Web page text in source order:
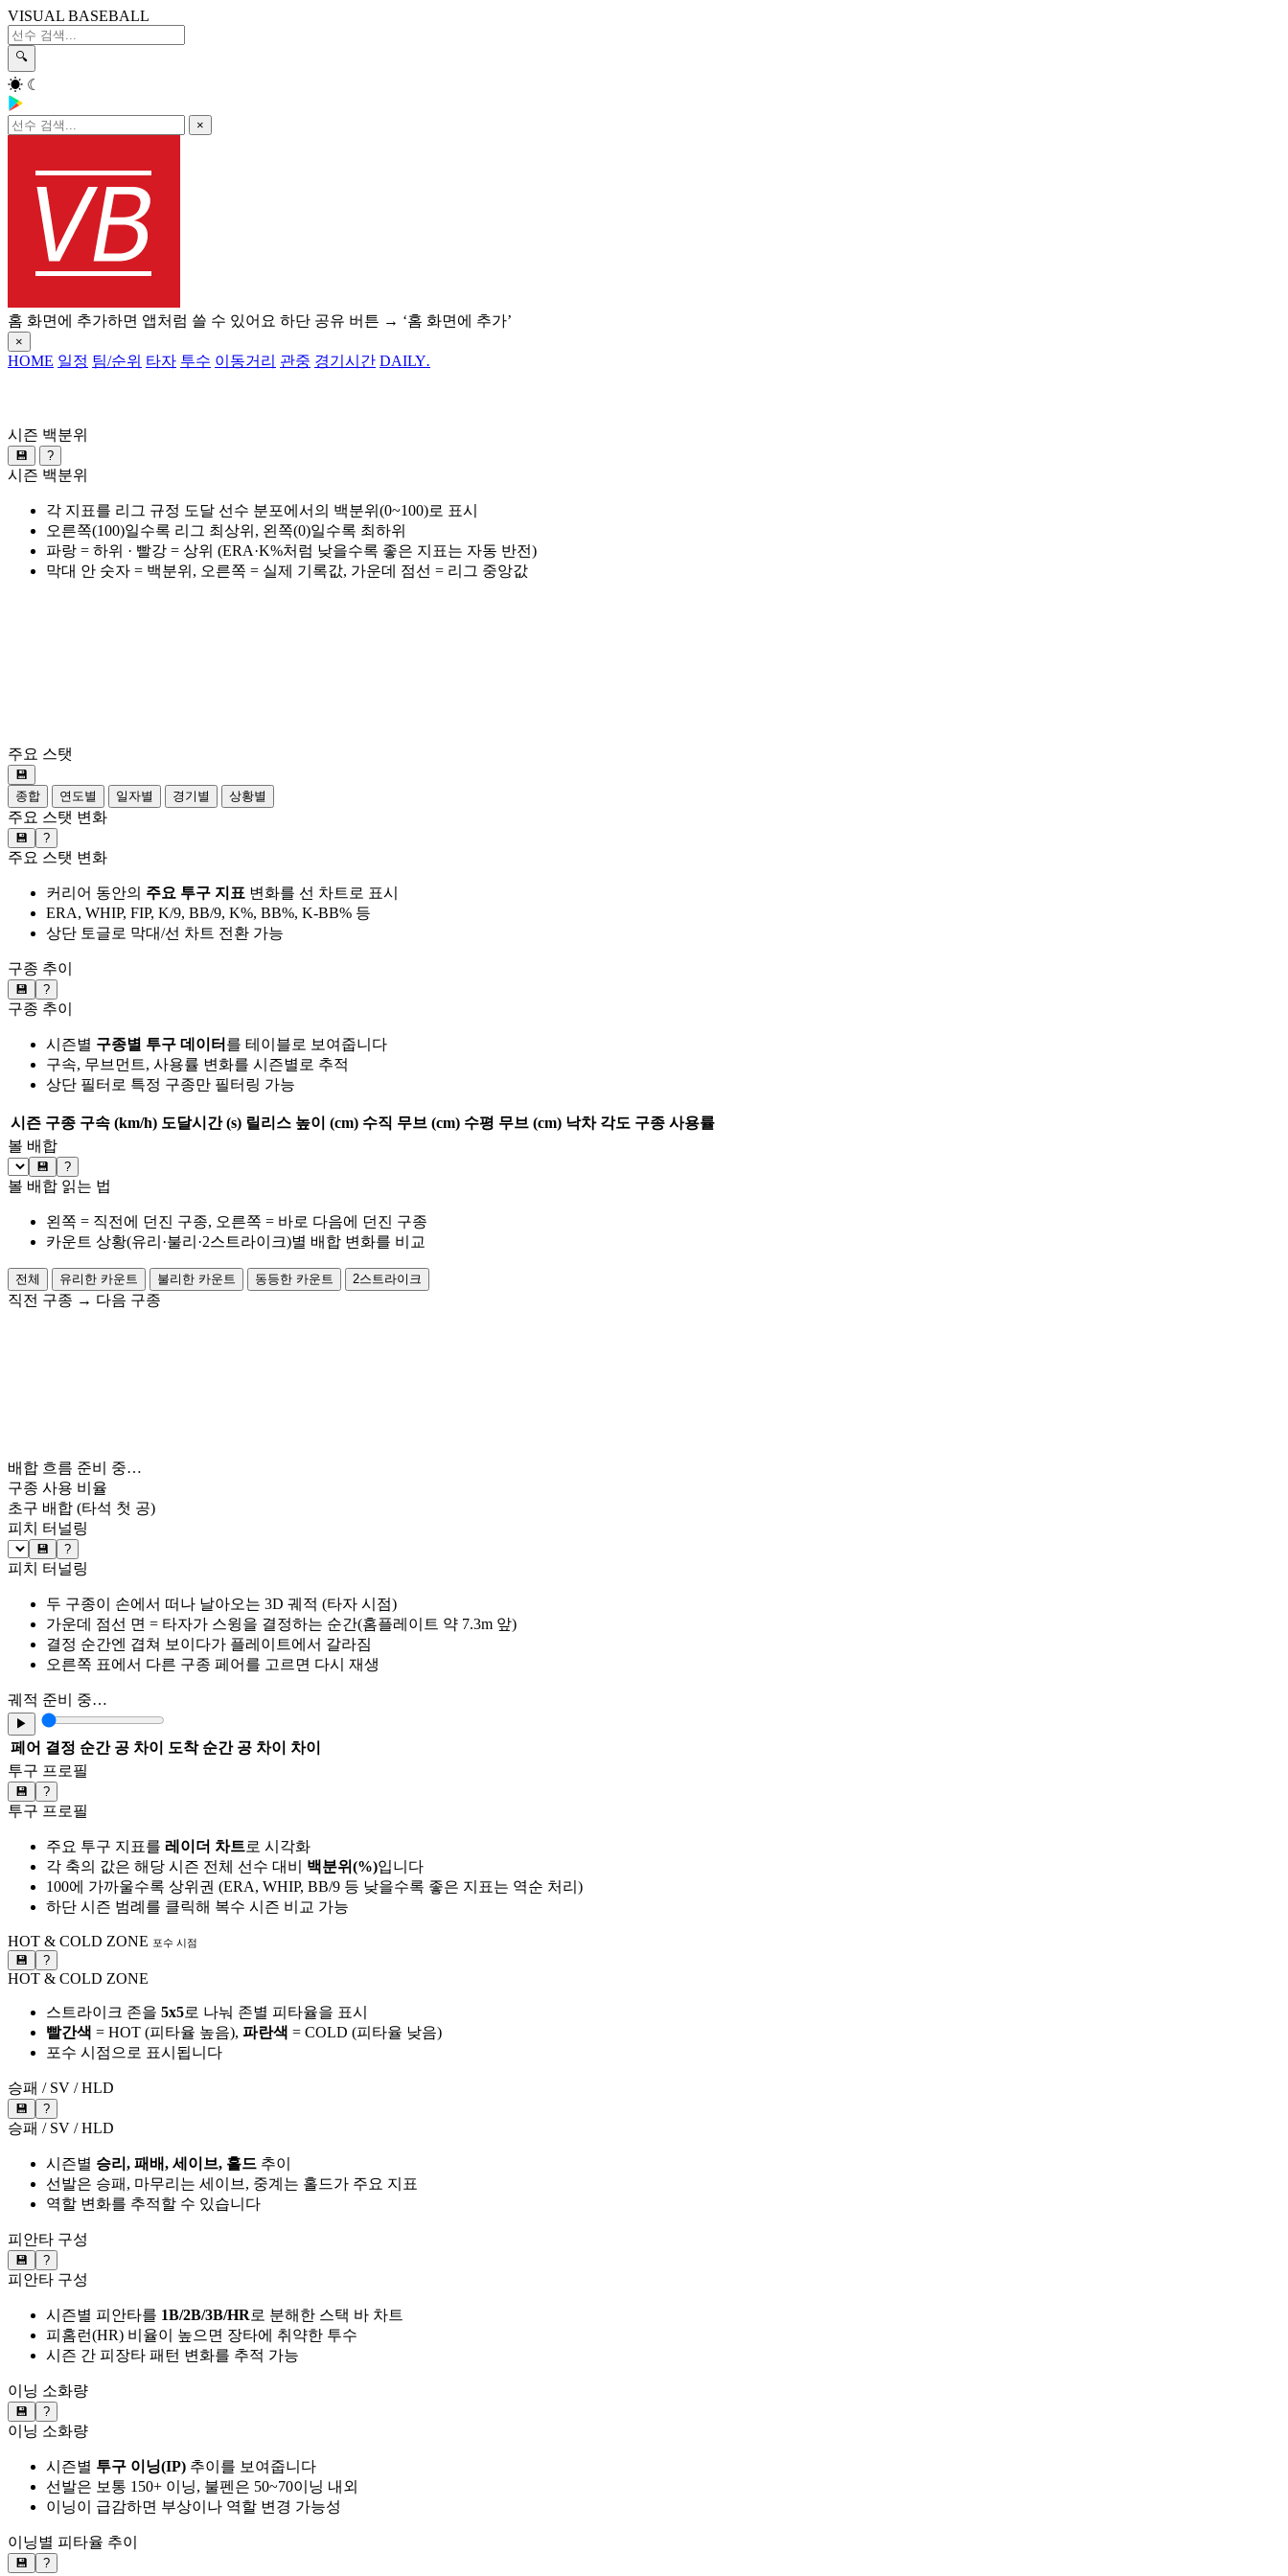
VISUAL BASEBALL
🔍
☀ ☾
×
홈 화면에 추가하면 앱처럼 쓸 수 있어요 하단 공유 버튼 → ‘홈 화면에 추가’
×
HOME 일정 팀/순위 타자 투수 이동거리 관중 경기시간 DAILY.
시즌 백분위
💾 ?
시즌 백분위
각 지표를 리그 규정 도달 선수 분포에서의 백분위(0~100)로 표시
오른쪽(100)일수록 리그 최상위, 왼쪽(0)일수록 최하위
파랑 = 하위 · 빨강 = 상위 (ERA·K%처럼 낮을수록 좋은 지표는 자동 반전)
막대 안 숫자 = 백분위, 오른쪽 = 실제 기록값, 가운데 점선 = 리그 중앙값
주요 스탯
💾
종합
연도별 일자별 경기별 상황별
주요 스탯 변화
💾 ?
주요 스탯 변화
커리어 동안의 주요 투구 지표 변화를 선 차트로 표시
ERA, WHIP, FIP, K/9, BB/9, K%, BB%, K-BB% 등
상단 토글로 막대/선 차트 전환 가능
구종 추이
💾 ?
구종 추이
시즌별 구종별 투구 데이터 를 테이블로 보여줍니다
구속, 무브먼트, 사용률 변화를 시즌별로 추적
상단 필터로 특정 구종만 필터링 가능
시즌 구종 구속 (km/h) 도달시간 (s) 릴리스 높이 (cm) 수직 무브 (cm) 수평 무브 (cm) 낙차 각도 구종 사용률
볼 배합
💾 ?
볼 배합 읽는 법
왼쪽 = 직전에 던진 구종, 오른쪽 = 바로 다음에 던진 구종
카운트 상황(유리·불리·2스트라이크)별 배합 변화를 비교
전체 유리한 카운트 불리한 카운트 동등한 카운트 2스트라이크
직전 구종 → 다음 구종
배합 흐름 준비 중…
구종 사용 비율
초구 배합 (타석 첫 공)
피치 터널링
💾 ?
피치 터널링
두 구종이 손에서 떠나 날아오는 3D 궤적 (타자 시점)
가운데 점선 면 = 타자가 스윙을 결정하는 순간(홈플레이트 약 7.3m 앞)
결정 순간엔 겹쳐 보이다가 플레이트에서 갈라짐
오른쪽 표에서 다른 구종 페어를 고르면 다시 재생
궤적 준비 중…
▶
페어 결정 순간 공 차이 도착 순간 공 차이
차이
투구 프로필
💾 ?
투구 프로필
주요 투구 지표를 레이더 차트로 시각화
각 축의 값은 해당 시즌 전체 선수 대비 백분위(%)입니다
100에 가까울수록 상위권 (ERA, WHIP, BB/9 등 낮을수록 좋은 지표는 역순 처리)
하단 시즌 범례를 클릭해 복수 시즌 비교 가능
HOT & COLD ZONE 포수 시점
💾 ?
HOT & COLD ZONE
스트라이크 존을 5x5로 나눠 존별 피타율을 표시
빨간색 = HOT (피타율 높음), 파란색 = COLD (피타율 낮음)
포수 시점으로 표시됩니다
승패 / SV / HLD
💾 ?
승패 / SV / HLD
시즌별 승리, 패배, 세이브, 홀드 추이
선발은 승패, 마무리는 세이브, 중계는 홀드가 주요 지표
역할 변화를 추적할 수 있습니다
피안타 구성
💾 ?
피안타 구성
시즌별 피안타를 1B/2B/3B/HR로 분해한 스택 바 차트
피홈런(HR) 비율이 높으면 장타에 취약한 투수
시즌 간 피장타 패턴 변화를 추적 가능
이닝 소화량
💾 ?
이닝 소화량
시즌별 투구 이닝(IP) 추이를 보여줍니다
선발은 보통 150+ 이닝, 불펜은 50~70이닝 내외
이닝이 급감하면 부상이나 역할 변경 가능성
이닝별 피타율 추이
💾 ?